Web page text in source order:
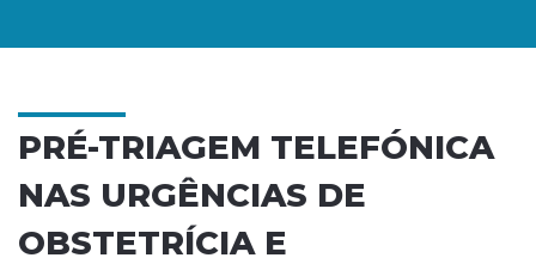
PRÉ-TRIAGEM TELEFÓNICA
NAS URGÊNCIAS DE
OBSTETRÍCIA E